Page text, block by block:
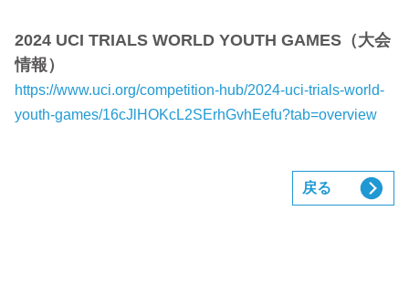
2024 UCI TRIALS WORLD YOUTH GAMES（大会
情報）
https://www.uci.org/competition-hub/2024-uci-trials-world-
youth-games/16cJlHOKcL2SErhGvhEefu?tab=overview
戻る